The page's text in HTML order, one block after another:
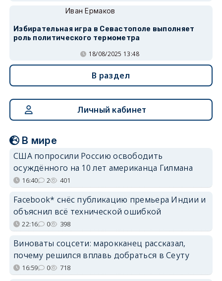
Иван Ермаков
Избирательная игра в Севастополе выполняет
роль политического термометра
18/08/2025 13:48
В раздел
Личный кабинет
В мире
США попросили Россию освободить
осуждённого на 10 лет американца Гилмана
16:40 2 401
Facebook* снёс публикацию премьера Индии и
объяснил всё технической ошибкой
22:16 0 398
Виноваты соцсети: марокканец рассказал,
почему решился вплавь добраться в Сеуту
16:59 0 718